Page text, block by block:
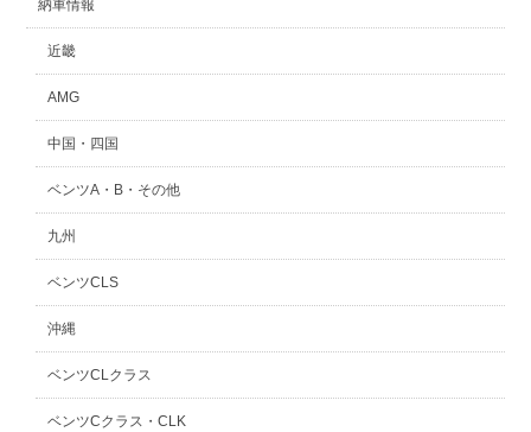
納車情報
近畿
AMG
中国・四国
ベンツA・B・その他
九州
ベンツCLS
沖縄
ベンツCLクラス
ベンツCクラス・CLK